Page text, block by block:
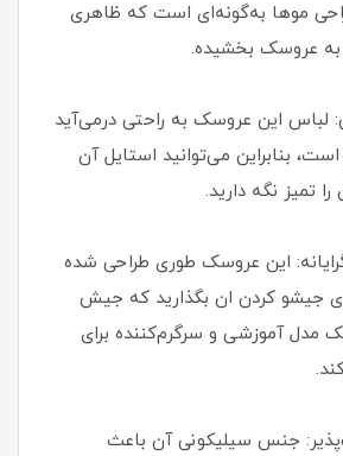
موها به‌گونه‌ای است که ظاهری
به عروسک بخشیده.
لباس این عروسک به راحتی درمی‌آید
بنابراین می‌توانید استایل آن
تمیز نگه دارید.
این عروسک طوری طراحی شده
جیشو کردن ان بگذارید که جیش
مدل آموزشی و سرگرم‌کننده برای
جنس سیلیکونی آن باعث